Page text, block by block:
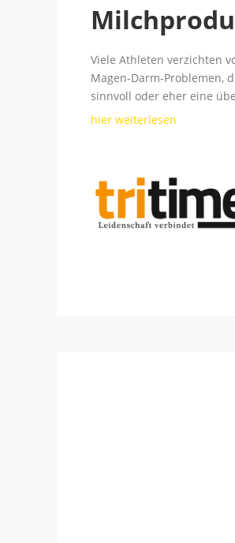
Viele Athleten verzichten
Magen-Darm-Problemen,
sinnvoll oder eher eine
hier weiterlesen